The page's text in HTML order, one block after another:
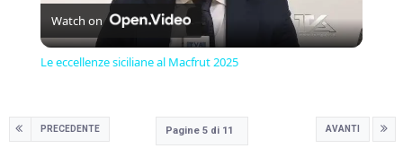
Video
Watch on
Le eccellenze siciliane al Macfrut 2025
PRECEDENTE AVANTI
Pagine 5 di 11